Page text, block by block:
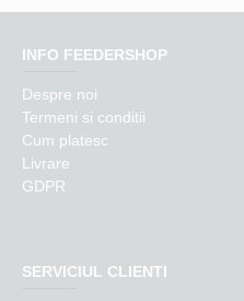
INFO FEEDERSHOP
Despre noi
Termeni si conditii
Cum platesc
Livrare
GDPR
SERVICIUL CLIENTI